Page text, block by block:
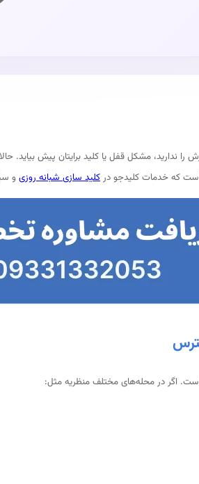
ندارید، مشکل قفل یا کلید برایتان پیش
که خدمات کلیدجو در کلید سازی شبانه‌ روزیو
است. اگر در محله‌های مختلف منظریه مثل: